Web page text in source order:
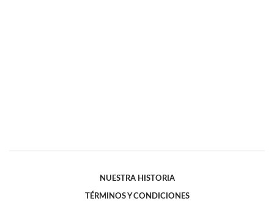
NUESTRA HISTORIA
TÉRMINOS Y CONDICIONES